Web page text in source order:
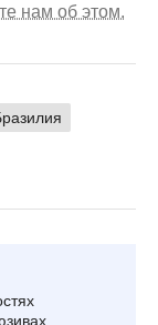
нам об этом.